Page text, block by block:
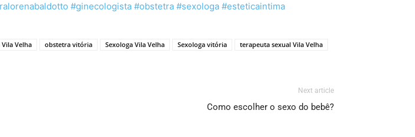
#ginecologista #obstetra #sexologa #esteticaintima
Velha obstetra vitória Sexologa Vila Velha Sexologa vitória
terapeuta sexual Vila Velha
Next article
Como escolher o sexo do bebê?